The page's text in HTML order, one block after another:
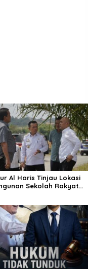
Al Haris Tinjau Lokasi
Sekolah Rakyat